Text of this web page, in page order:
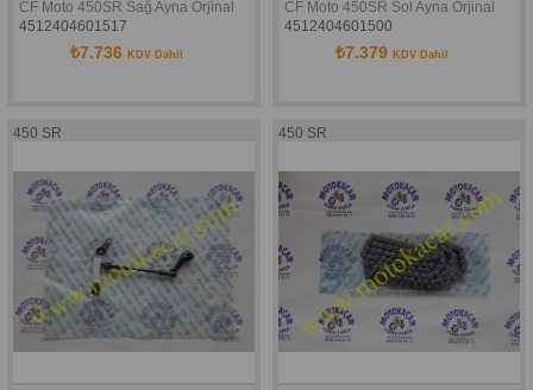
CF Moto 450SR Sağ Ayna Orjinal
4512404601517
₺7.736 KDV Dahil
CF Moto 450SR Sol Ayna Orjinal
4512404601500
₺7.379 KDV Dahil
450 SR 450 SR